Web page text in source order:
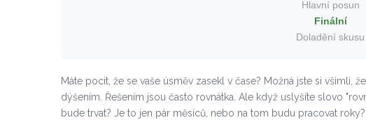
Hlavní posun
Finální
Doladění skusu
Máte pocit, že se vaše úsměv zasekl v čase? Možná jste si všimli,
dýšením. Řešením jsou často rovnátka. Ale když uslyšíte slovo
bude trvat? Je to jen pár měsíců, nebo na tom budu pracovat roky?